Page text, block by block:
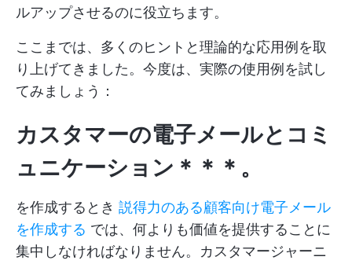
ルアップさせるのに役立ちます。
ここまでは、多くのヒントと理論的な応用例を取
り上げてきました。今度は、実際の使用例を試し
てみましょう：
カスタマーの電子メールとコミ
ュニケーション＊＊＊。
を作成するとき 説得力のある顧客向け電子メール
を作成する では、何よりも価値を提供することに
集中しなければなりません。カスタマージャーニ